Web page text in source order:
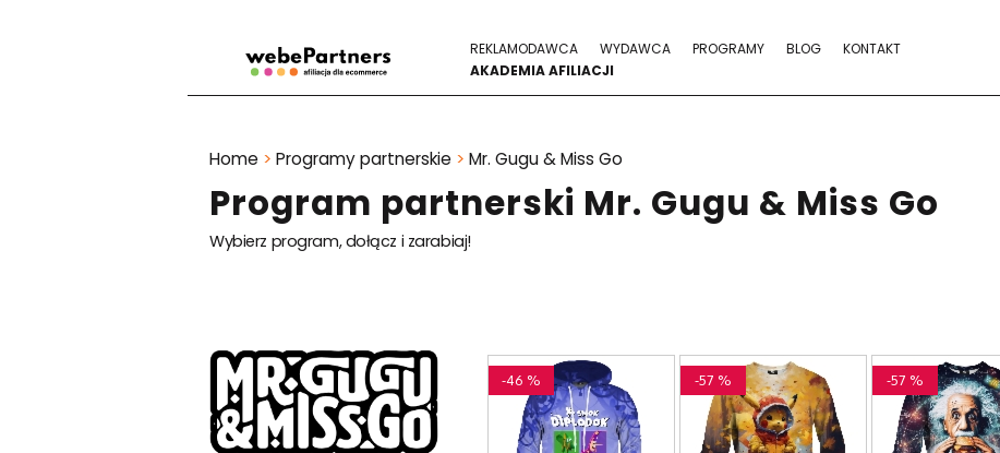
REKLAMODAWCA WYDAWCA PROGRAMY BLOG
KONTAKT
AKADEMIA AFILIACJI
Program partnerski Mr. Gugu & Miss Go
Wybierz program, dołącz i zarabiaj!
Home > Programy partnerskie > Mr. Gugu & Miss Go